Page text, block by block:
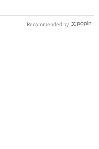
Recommended by